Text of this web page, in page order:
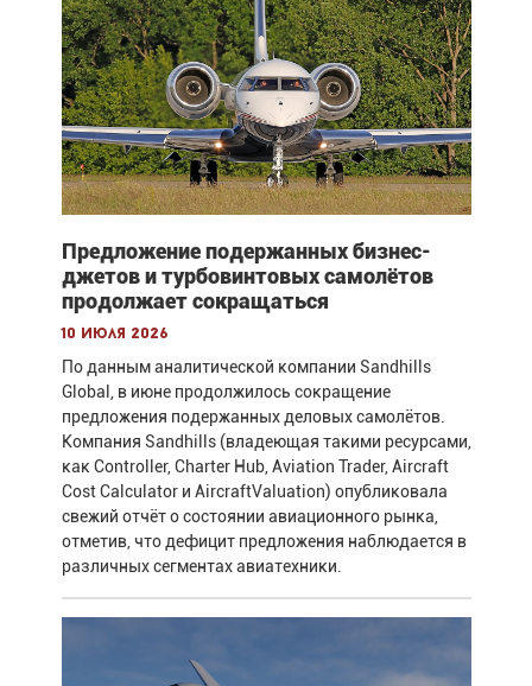
Предложение подержанных бизнес-
джетов и турбовинтовых самолётов
продолжает сокращаться
10 июля 2026
По данным аналитической компании Sandhills
Global, в июне продолжилось сокращение
предложения подержанных деловых самолётов.
Компания Sandhills (владеющая такими ресурсами,
как Controller, Charter Hub, Aviation Trader, Aircraft
Cost Calculator и AircraftValuation) опубликовала
свежий отчёт о состоянии авиационного рынка,
отметив, что дефицит предложения наблюдается в
различных сегментах авиатехники.